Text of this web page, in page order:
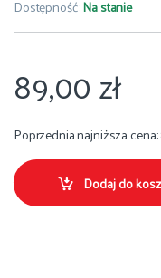
Dostępność:Na stanie
89,00zł
Poprzednia najniższa cena:
Dodaj do